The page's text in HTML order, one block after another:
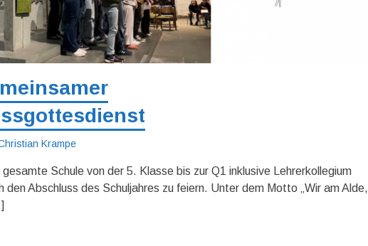
Krampe
Schule von der 5. Klasse bis zur Q1 inklusive Lehrerkollegium
den Abschluss des Schuljahres zu feiern. Unter dem Motto „Wir am Alde,